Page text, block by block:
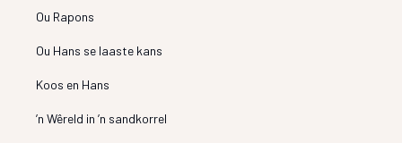
Ou Rapons
Ou Hans se laaste kans
Koos en Hans
’n Wêreld in ’n sandkorrel